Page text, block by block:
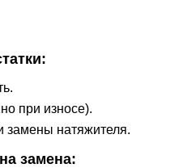
при износе).
замены натяжителя.
замена: